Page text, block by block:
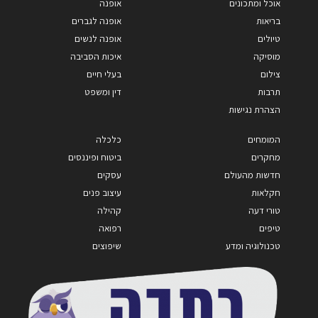
אוכל ומתכונים
בריאות
טיולים
מוסיקה
צילום
תרבות
הצהרת נגישות
אופנה
אופנה לגברים
אופנה לנשים
איכות הסביבה
בעלי חיים
דין ומשפט
המומחים
מחקרים
חדשות מהעולם
חקלאות
טורי דעה
טיפים
טכנולוגיה ומדע
כלכלה
ביטוח ופיננסים
עסקים
עיצוב פנים
קהילה
רפואה
שיפוצים